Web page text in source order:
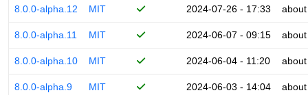
8.0.0-alpha.12 MIT 2024-07-26 - 17:33
8.0.0-alpha.11 MIT 2024-06-07 - 09:15
8.0.0-alpha.10 MIT 2024-06-04 - 11:20
8.0.0-alpha.9 MIT 2024-06-03 - 14:04